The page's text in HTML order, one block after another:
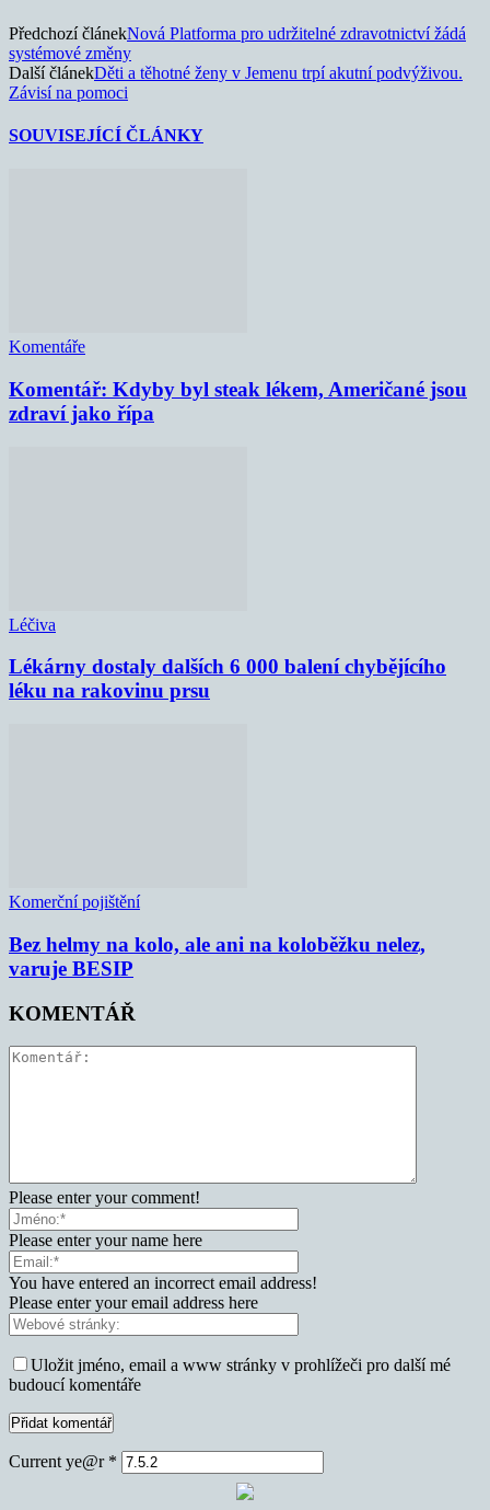
Předchozí článekNová Platforma pro udržitelné zdravotnictví žádá
systémové změny
Další článekDěti a těhotné ženy v Jemenu trpí akutní podvýživou.
Závisí na pomoci
SOUVISEJÍCÍ ČLÁNKY
Komentáře
Komentář: Kdyby byl steak lékem, Američané jsou
zdraví jako řípa
Léčiva
Lékárny dostaly dalších 6 000 balení chybějícího
léku na rakovinu prsu
Komerční pojištění
Bez helmy na kolo, ale ani na koloběžku nelez,
varuje BESIP
KOMENTÁŘ
Please enter your comment!
Please enter your name here
You have entered an incorrect email address!
Please enter your email address here
Uložit jméno, email a www stránky v prohlížeči pro další mé
budoucí komentáře
Current ye@r *